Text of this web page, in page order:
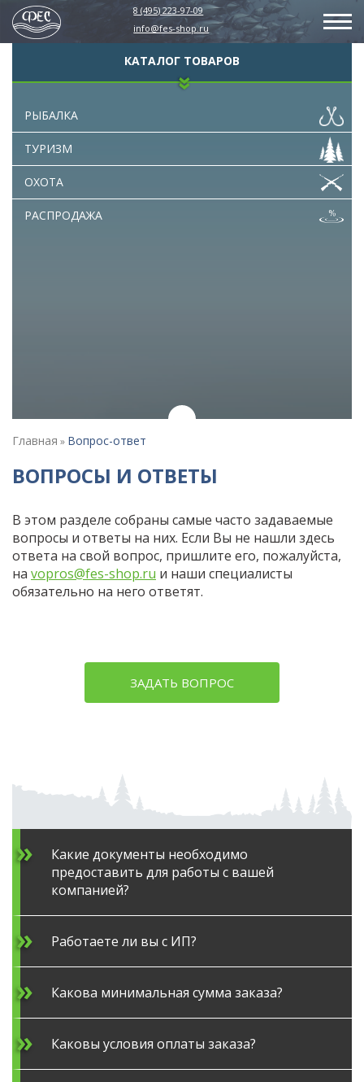
8 (495) 223-97-09
info@fes-shop.ru
КАТАЛОГ ТОВАРОВ
РЫБАЛКА
ТУРИЗМ
ОХОТА
РАСПРОДАЖА
Главная » Вопрос-ответ
ВОПРОСЫ И ОТВЕТЫ
В этом разделе собраны самые часто задаваемые
вопросы и ответы на них. Если Вы не нашли здесь
ответа на свой вопрос, пришлите его, пожалуйста,
на vopros@fes-shop.ru и наши специалисты
обязательно на него ответят.
ЗАДАТЬ ВОПРОС
Какие документы необходимо
предоставить для работы с вашей
компанией?
Работаете ли вы с ИП?
Какова минимальная сумма заказа?
Каковы условия оплаты заказа?